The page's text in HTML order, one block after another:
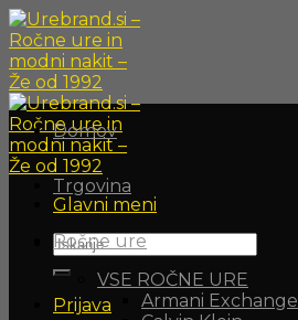
Skoči
na
vsebino
Glavni meni
Išči:
Prijava
Domov
Trgovina
Ročne ure
VSE ROČNE URE
Armani Exchange